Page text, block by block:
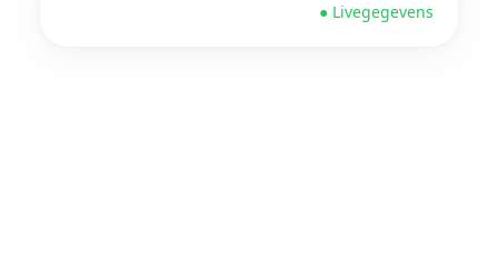
● Livegegevens